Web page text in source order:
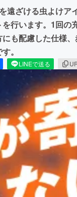
遠ざける虫よけア
行います。1回
も配慮した仕様
。
LINEで送る